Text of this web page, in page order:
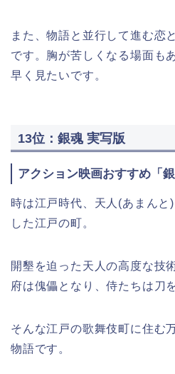
また、物語と並行して進む恋
です。胸が苦しくなる場面も
早く見たいです。
13位：銀魂 実写版
アクション映画おすすめ「
時は江戸時代、天人(あまん
した江戸の町。
開墾を迫った天人の高度な技
府は傀儡となり、侍たちは刀
そんな江戸の歌舞伎町に住む
物語です。